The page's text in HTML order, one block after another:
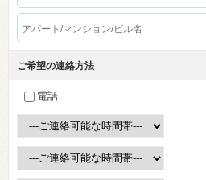
ご希望の連絡方法
電話